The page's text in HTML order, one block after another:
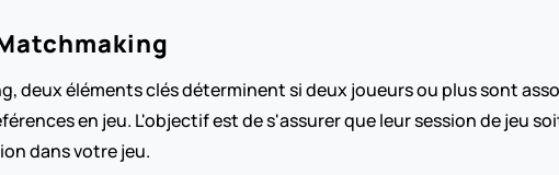
deux éléments clés déterminent si deux joueurs ou plus sont
en jeu. L'objectif est de s'assurer que leur session de jeu
dans votre jeu.